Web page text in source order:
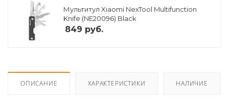
Мультитул Xiaomi NexTool Multifunction
Knife (NE20096) Black
849 руб.
ОПИСАНИЕ ХАРАКТЕРИСТИКИ НАЛИЧИЕ